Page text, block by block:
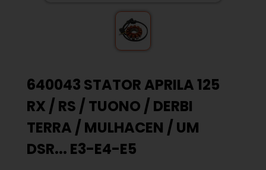
640043 STATOR APRILA 125
RX / RS / TUONO / DERBI
TERRA / MULHACEN / UM
DSR... E3-E4-E5